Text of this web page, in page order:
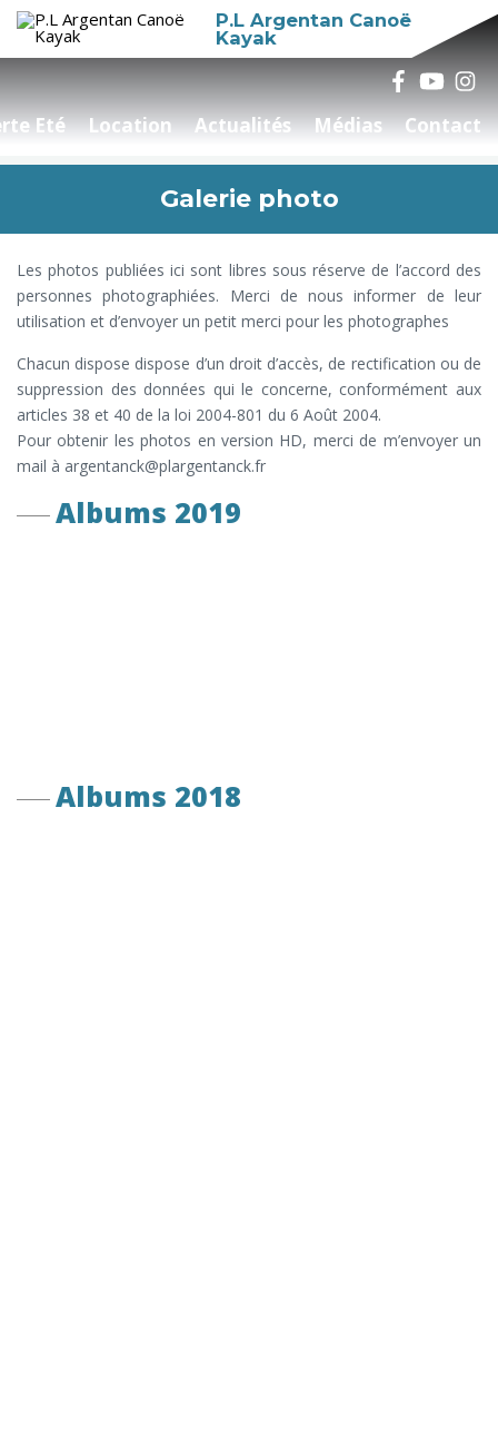
P.L Argentan Canoë
Kayak
Eté Location Actualités Médias Contact
Galerie photo
Les photos publiées ici sont libres sous réserve de l’accord des
personnes photographiées. Merci de nous informer de leur
utilisation et d’envoyer un petit merci pour les photographes
Chacun dispose dispose d’un droit d’accès, de rectification ou de
suppression des données qui le concerne, conformément aux
articles 38 et 40 de la loi 2004-801 du 6 Août 2004.
Pour obtenir les photos en version HD, merci de m’envoyer un
mail à argentanck@plargentanck.fr
Albums 2019
Albums 2018